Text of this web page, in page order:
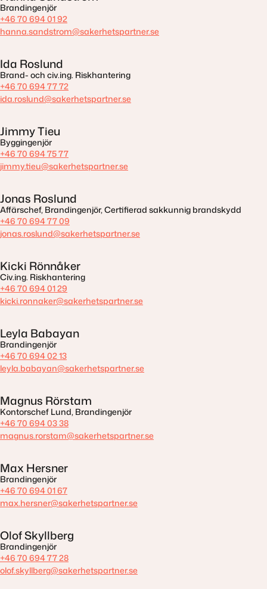
Brandingenjör
+46 70 694 01 92
hanna.sandstrom@sakerhetspartner.se
Ida Roslund
Brand- och civ.ing. Riskhantering
+46 70 694 77 72
ida.roslund@sakerhetspartner.se
Jimmy Tieu
Byggingenjör
+46 70 694 75 77
jimmy.tieu@sakerhetspartner.se
Jonas Roslund
Affärschef, Brandingenjör, Certifierad sakkunnig brandskydd
+46 70 694 77 09
jonas.roslund@sakerhetspartner.se
Kicki Rönnåker
Civ.ing. Riskhantering
+46 70 694 01 29
kicki.ronnaker@sakerhetspartner.se
Leyla Babayan
Brandingenjör
+46 70 694 02 13
leyla.babayan@sakerhetspartner.se
Magnus Rörstam
Kontorschef Lund, Brandingenjör
+46 70 694 03 38
magnus.rorstam@sakerhetspartner.se
Max Hersner
Brandingenjör
+46 70 694 01 67
max.hersner@sakerhetspartner.se
Olof Skyllberg
Brandingenjör
+46 70 694 77 28
olof.skyllberg@sakerhetspartner.se